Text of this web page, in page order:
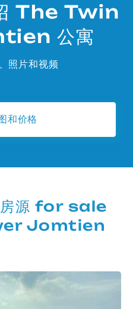
The Twin
公寓
照片和视频
和价格
房源 for sale
Jomtien